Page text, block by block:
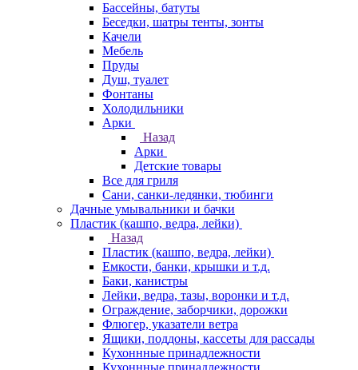
Бассейны, батуты
Беседки, шатры тенты, зонты
Качели
Мебель
Пруды
Душ, туалет
Фонтаны
Холодильники
Арки
Назад
Арки
Детские товары
Все для гриля
Сани, санки-ледянки, тюбинги
Дачные умывальники и бачки
Пластик (кашпо, ведра, лейки)
Назад
Пластик (кашпо, ведра, лейки)
Емкости, банки, крышки и т.д.
Баки, канистры
Лейки, ведра, тазы, воронки и т.д.
Ограждение, заборчики, дорожки
Флюгер, указатели ветра
Ящики, поддоны, кассеты для рассады
Кухоннные принадлежности
Кухоннные принадлежности